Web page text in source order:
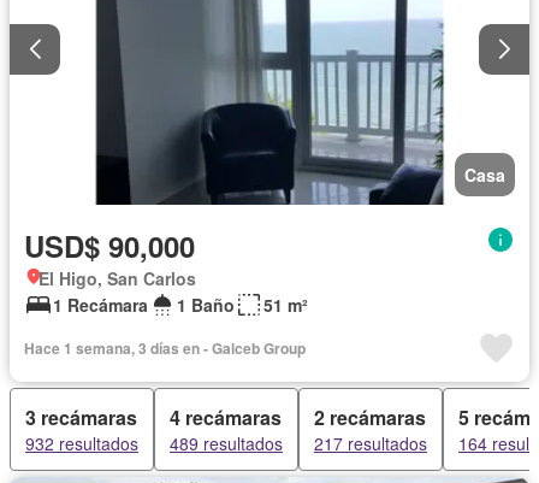
Casa
USD$ 90,000
El Higo, San Carlos
1 Recámara
1 Baño 51 m²
Hace 1 semana, 3 días en - Galceb Group
3 recámaras
932 resultados
4 recámaras
489 resultados
2 recámaras
217 resultados
5
164